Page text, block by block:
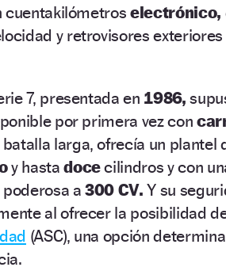
cuentakilómetroselectrónico,
y retrovisores
7, presentada en 1986,
por primera vez con
larga, ofrecía un plantel
y hastadocecilindros y con
poderosa a300 CV. Y su
al ofrecer la posibilidad
(ASC), una opción